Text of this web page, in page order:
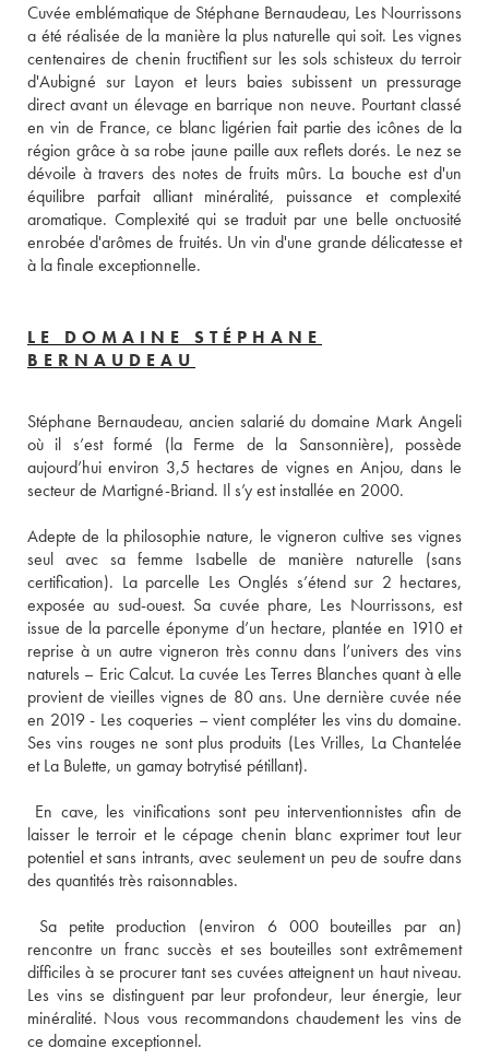
Cuvée emblématique de Stéphane Bernaudeau, Les Nourrissons
a été réalisée de la manière la plus naturelle qui soit. Les vignes
centenaires de chenin fructifient sur les sols schisteux du terroir
d'Aubigné sur Layon et leurs baies subissent un pressurage
direct avant un élevage en barrique non neuve. Pourtant classé
en vin de France, ce blanc ligérien fait partie des icônes de la
région grâce à sa robe jaune paille aux reflets dorés. Le nez se
dévoile à travers des notes de fruits mûrs. La bouche est d'un
équilibre parfait alliant minéralité, puissance et complexité
aromatique. Complexité qui se traduit par une belle onctuosité
enrobée d'arômes de fruités. Un vin d'une grande délicatesse et
à la finale exceptionnelle.
LE DOMAINE STÉPHANE
BERNAUDEAU
Stéphane Bernaudeau, ancien salarié du domaine Mark Angeli
où il s’est formé (la Ferme de la Sansonnière), possède
aujourd’hui environ 3,5 hectares de vignes en Anjou, dans le
Adepte de la philosophie nature, le vigneron cultive ses vignes
seul avec sa femme Isabelle de manière naturelle (sans
certification). La parcelle Les Onglés s’étend sur 2 hectares,
exposée au sud-ouest. Sa cuvée phare, Les Nourrissons, est
issue de la parcelle éponyme d’un hectare, plantée en 1910 et
reprise à un autre vigneron très connu dans l’univers des vins
naturels – Eric Calcut. La cuvée Les Terres Blanches quant à elle
provient de vieilles vignes de 80 ans. Une dernière cuvée née
en 2019 - Les coqueries – vient compléter les vins du domaine.
Ses vins rouges ne sont plus produits (Les Vrilles, La Chantelée
En cave, les vinifications sont peu interventionnistes afin de
laisser le terroir et le cépage chenin blanc exprimer tout leur
potentiel et sans intrants, avec seulement un peu de soufre dans
Sa petite production (environ 6 000 bouteilles par an)
rencontre un franc succès et ses bouteilles sont extrêmement
difficiles à se procurer tant ses cuvées atteignent un haut niveau.
Les vins se distinguent par leur profondeur, leur énergie, leur
minéralité. Nous vous recommandons chaudement les vins de
ce domaine exceptionnel.